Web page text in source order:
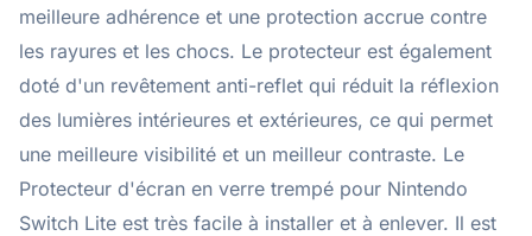
meilleure adhérence et une protection accrue contre
les rayures et les chocs. Le protecteur est également
doté d'un revêtement anti-reflet qui réduit la réflexion
des lumières intérieures et extérieures, ce qui permet
une meilleure visibilité et un meilleur contraste. Le
Protecteur d'écran en verre trempé pour Nintendo
Switch Lite est très facile à installer et à enlever. Il est